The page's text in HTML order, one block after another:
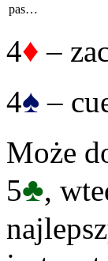
pas…
4♦ –
4♠ –
Może
5♣,